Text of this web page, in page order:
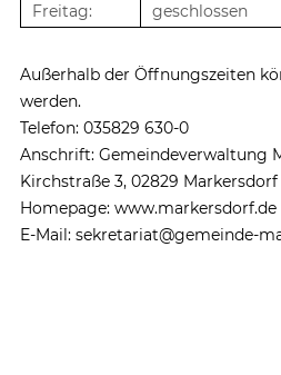
Freitag:
geschlossen
Außerhalb der Öffnungszeiten
werden.
Telefon: 035829 630-0
Anschrift: Gemeindeverwaltung
Kirchstraße 3, 02829 Markersdorf
Homepage: www.markersdorf.de
E-Mail: sekretariat@gemeinde-